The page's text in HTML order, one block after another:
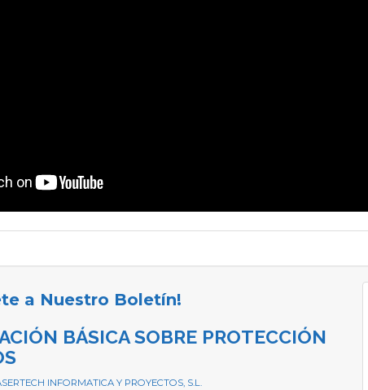
a Nuestro Boletín!
BÁSICA SOBRE PROTECCIÓN
INFORMATICA Y PROYECTOS, S.L.